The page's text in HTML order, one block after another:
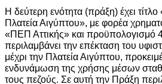
Η δεύτερη ενότητα (πράξη) έχει
Πλατεία Αιγύπτου», με φορέα
«ΠΕΠ Αττικής» και προϋπολογισμό
περιλαμβάνει την επέκταση του
μέχρι την Πλατεία Αιγύπτου,
ενδυνάμωση της χρήσης μέσων
τους πεζούς. Σε αυτή την Πράξη